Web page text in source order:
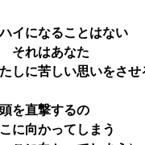
イになることはない
それはあなた
しに苦しい思いをさ
を直撃するの
に向かってしまう